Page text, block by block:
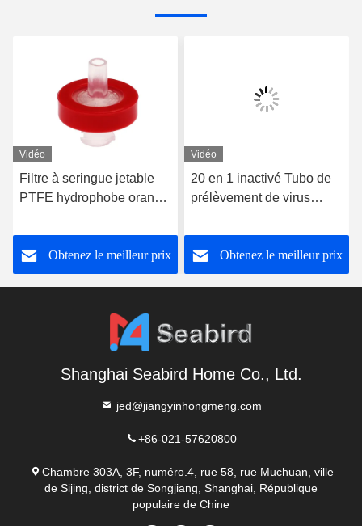
Vidéo
Filtre à seringue jetable
PTFE hydrophobe orange
pièces/ emballage 3 ans
Obtenez le meilleur prix
Vidéo
20 en 1 inactivé Tubo de
prélèvement de virus
Vtm avec personnalisation
Obtenez le meilleur prix
Shanghai Seabird Home Co., Ltd.
jed@jiangyinhongmeng.com
+86-021-57620800
Chambre 303A, 3F, numéro.4, rue 58, rue Muchuan, ville
de Sijing, district de Songjiang, Shanghai, République
populaire de Chine